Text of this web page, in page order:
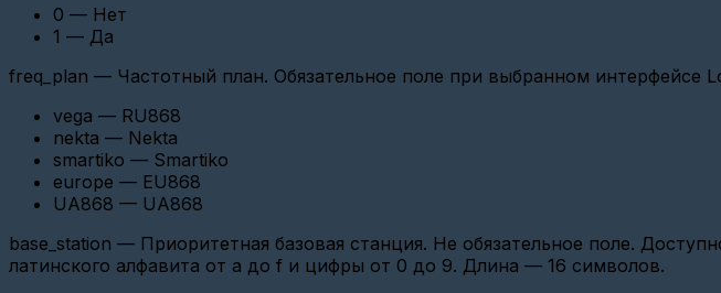
СИ-13
Настройка
шлюза
Вега
11,12
Настройка
Настройка
СЕ
303
0 — Нет
1 — Да
freq_plan — Частотный план. Обязательное поле при выбранном интерфейсе
vega — RU868
nekta — Nekta
smartiko — Smartiko
europe — EU868
UA868 — UA868
base_station — Приоритетная базовая станция. Не обязательное поле.
латинского алфавита от a до f и цифры от 0 до 9. Длина — 16 символов.